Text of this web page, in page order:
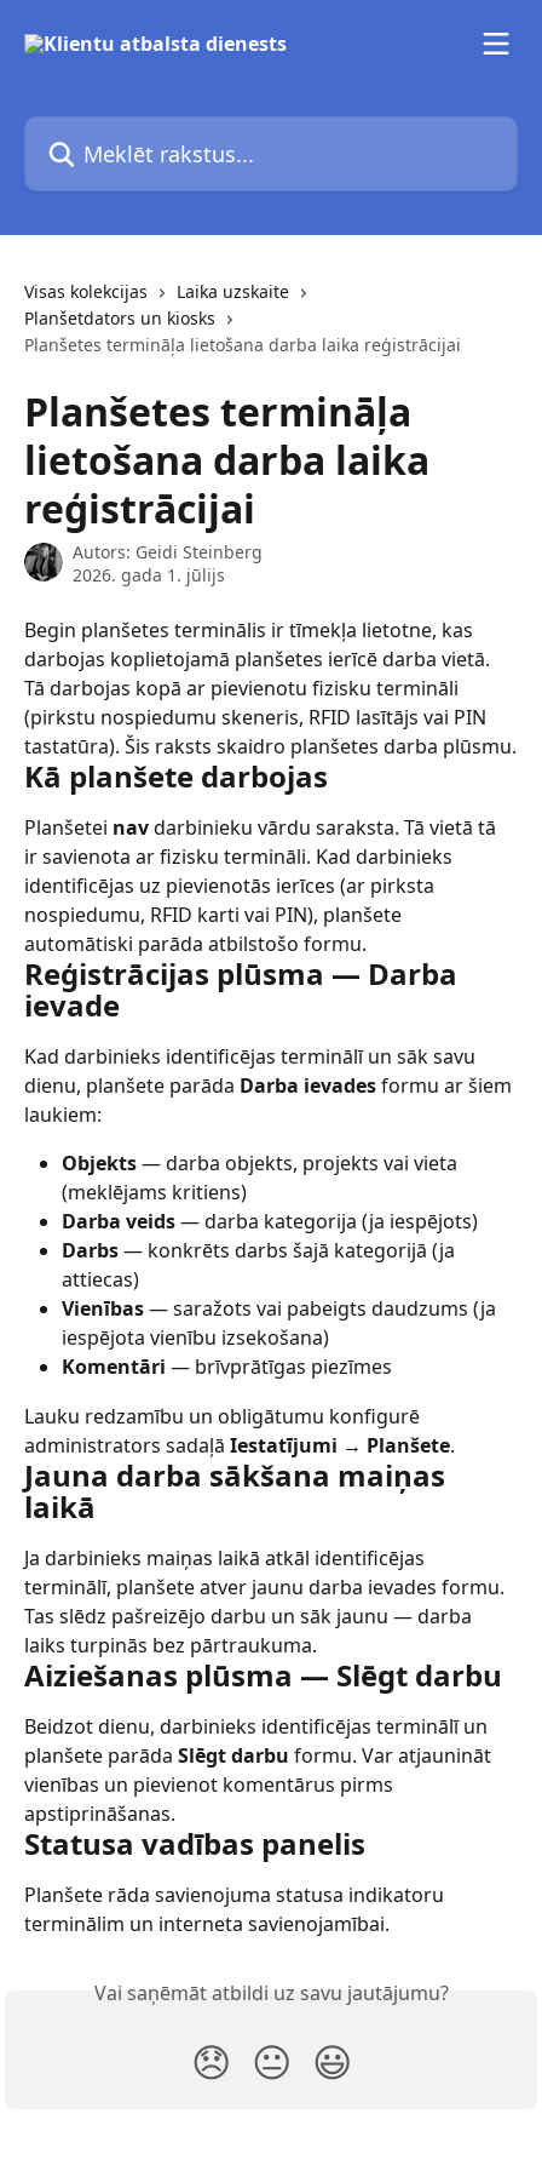
Meklēt rakstus...
Visas kolekcijas
Laika uzskaite
Planšetdators un kiosks
Planšetes termināļa lietošana darba laika reģistrācijai
Planšetes termināļa
lietošana darba laika
reģistrācijai
Autors: Geidi Steinberg
2026. gada 1. jūlijs
Begin planšetes terminālis ir tīmekļa lietotne, kas
darbojas koplietojamā planšetes ierīcē darba vietā.
Tā darbojas kopā ar pievienotu fizisku termināli
(pirkstu nospiedumu skeneris, RFID lasītājs vai PIN
tastatūra). Šis raksts skaidro planšetes darba plūsmu.
Kā planšete darbojas
Planšetei nav darbinieku vārdu saraksta. Tā vietā tā
ir savienota ar fizisku termināli. Kad darbinieks
identificējas uz pievienotās ierīces (ar pirksta
nospiedumu, RFID karti vai PIN), planšete
automātiski parāda atbilstošo formu.
Reģistrācijas plūsma — Darba
ievade
Kad darbinieks identificējas terminālī un sāk savu
dienu, planšete parāda Darba ievades formu ar šiem
laukiem:
Objekts — darba objekts, projekts vai vieta
(meklējams kritiens)
Darba veids — darba kategorija (ja iespējots)
Darbs — konkrēts darbs šajā kategorijā (ja
attiecas)
Vienības — saražots vai pabeigts daudzums (ja
iespējota vienību izsekošana)
Komentāri — brīvprātīgas piezīmes
Lauku redzamību un obligātumu konfigurē
administrators sadaļā Iestatījumi → Planšete.
Jauna darba sākšana maiņas
laikā
Ja darbinieks maiņas laikā atkāl identificējas
terminālī, planšete atver jaunu darba ievades formu.
Tas slēdz pašreizējo darbu un sāk jaunu — darba
laiks turpinās bez pārtraukuma.
Aiziešanas plūsma — Slēgt darbu
Beidzot dienu, darbinieks identificējas terminālī un
planšete parāda Slēgt darbu formu. Var atjaunināt
vienības un pievienot komentārus pirms
apstiprināšanas.
Statusa vadības panelis
Planšete rāda savienojuma statusa indikatoru
terminālim un interneta savienojamībai.
Vai saņēmāt atbildi uz savu jautājumu?
😞 😐 😃